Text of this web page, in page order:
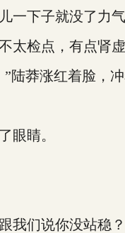
下子就没了力气
检点，有点肾虚
莽涨红着脸，冲
睛。
们说你没站稳？